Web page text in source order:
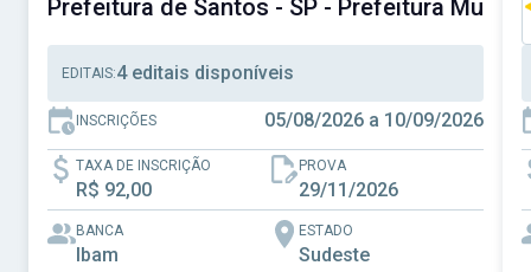
Prefeitura de Santos - SP - Prefeitura
EDITAIS:4 editais disponíveis
INSCRIÇÕES 05/08/2026 a 10/09/2026
TAXA DE INSCRIÇÃO
R$ 92,00
PROVA
29/11/2026
BANCA
Ibam
ESTADO
Sudeste